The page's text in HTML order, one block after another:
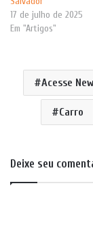
17 de julho de 2025
Em "Artigos"
Acesse
Carro
Deixe seu